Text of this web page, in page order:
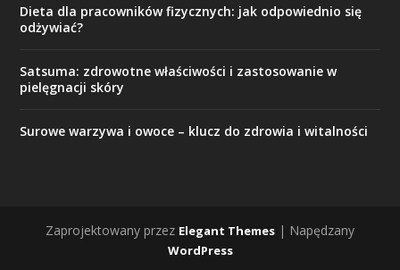
Dieta dla pracowników fizycznych: jak odpowiednio się
odżywiać?
Satsuma: zdrowotne właściwości i zastosowanie w
pielęgnacji skóry
Surowe warzywa i owoce – klucz do zdrowia i witalności
Zaprojektowany przez Elegant Themes | Napędzany
WordPress